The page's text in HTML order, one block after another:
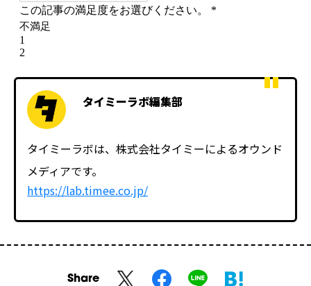
タイミーラボ編集部
タイミーラボは、株式会社タイミーによるオウンド
メディアです。
https://lab.timee.co.jp/
Share